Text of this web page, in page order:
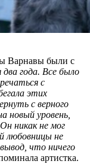
Варнавы были с
года. Все было
с
этих
с верного
новый уровень,
никак не мог
любовницы не
что ничего
артистка.